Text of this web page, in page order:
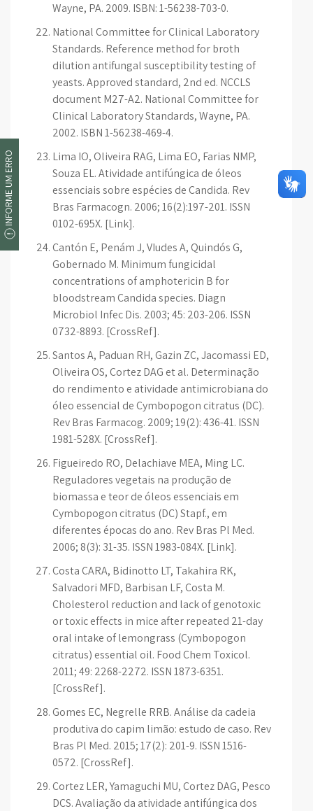
Wayne, PA. 2009. ISBN: 1-56238-703-0.
National Committee for Clinical Laboratory
Standards. Reference method for broth
dilution antifungal susceptibility testing of
yeasts. Approved standard, 2nd ed. NCCLS
document M27-A2. National Committee for
Clinical Laboratory Standards, Wayne, PA.
2002. ISBN 1-56238-469-4.
Lima IO, Oliveira RAG, Lima EO, Farias NMP,
Souza EL. Atividade antifúngica de óleos
essenciais sobre espécies de Candida. Rev
Bras Farmacogn. 2006; 16(2):197-201. ISSN
0102-695X. [Link].
Cantón E, Penám J, VIudes A, Quindós G,
Gobernado M. Minimum fungicidal
concentrations of amphotericin B for
bloodstream Candida species. Diagn
Microbiol Infec Dis. 2003; 45: 203-206. ISSN
0732-8893. [CrossRef].
Santos A, Paduan RH, Gazin ZC, Jacomassi ED,
Oliveira OS, Cortez DAG et al. Determinação
do rendimento e atividade antimicrobiana do
óleo essencial de Cymbopogon citratus (DC).
Rev Bras Farmacog. 2009; 19(2): 436-41. ISSN
1981-528X. [CrossRef].
Figueiredo RO, Delachiave MEA, Ming LC.
Reguladores vegetais na produção de
biomassa e teor de óleos essenciais em
Cymbopogon citratus (DC) Stapf., em
diferentes épocas do ano. Rev Bras Pl Med.
2006; 8(3): 31-35. ISSN 1983-084X. [Link].
Costa CARA, Bidinotto LT, Takahira RK,
Salvadori MFD, Barbisan LF, Costa M.
Cholesterol reduction and lack of genotoxic
or toxic effects in mice after repeated 21-day
oral intake of lemongrass (Cymbopogon
citratus) essential oil. Food Chem Toxicol.
2011; 49: 2268-2272. ISSN 1873-6351.
[CrossRef].
Gomes EC, Negrelle RRB. Análise da cadeia
produtiva do capim limão: estudo de caso. Rev
Bras Pl Med. 2015; 17(2): 201-9. ISSN 1516-
0572. [CrossRef].
Cortez LER, Yamaguchi MU, Cortez DAG, Pesco
DCS. Avaliação da atividade antifúngica dos
INFORME UM ERRO